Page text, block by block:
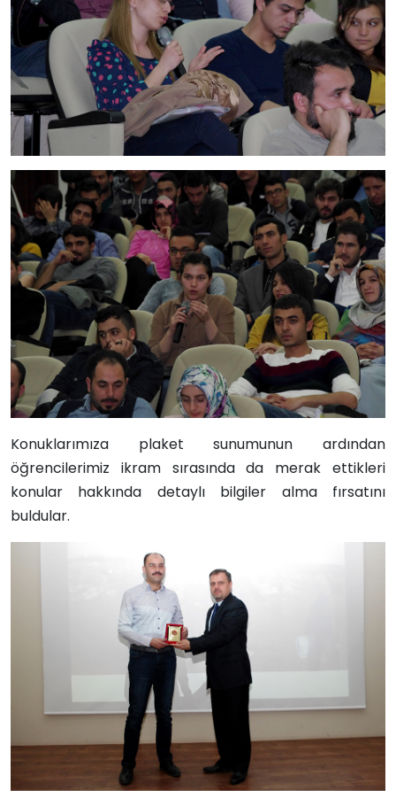
Konuklarımıza plaket sunumunun ardından
öğrencilerimiz ikram sırasında da merak ettikleri
konular hakkında detaylı bilgiler alma fırsatını
buldular.